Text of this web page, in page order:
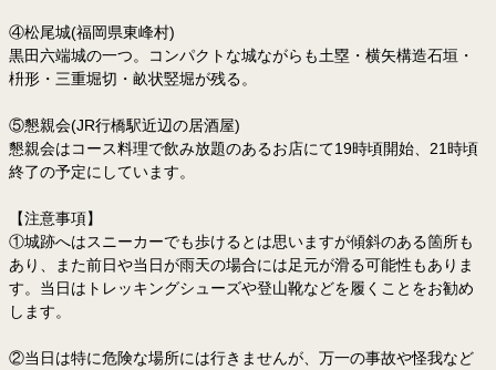
④松尾城(福岡県東峰村)
黒田六端城の一つ。コンパクトな城ながらも土塁・横矢構造石垣・
枡形・三重堀切・畝状竪堀が残る。
⑤懇親会(JR行橋駅近辺の居酒屋)
懇親会はコース料理で飲み放題のあるお店にて19時頃開始、21時頃
終了の予定にしています。
【注意事項】
①城跡へはスニーカーでも歩けるとは思いますが傾斜のある箇所も
あり、また前日や当日が雨天の場合には足元が滑る可能性もありま
す。当日はトレッキングシューズや登山靴などを履くことをお勧め
します。
②当日は特に危険な場所には行きませんが、万一の事故や怪我など